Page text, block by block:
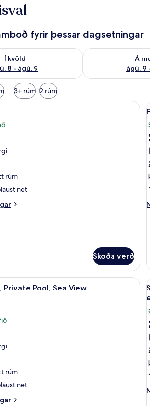
fyrir þessar dagsetningar
Í kvöld
8 - ágú. 9
í kvöld ágú. 8 - ágú. 9
Á
ágú. 9
Athuga framboð á
3+ rúm 2 rúm
Deluxe-svíta | Rúmföt úr egypskri
rúm
net
Skoða verð
Signature Villa, Private Pool, Sea
Private Pool, Sea View
rúm
net
-